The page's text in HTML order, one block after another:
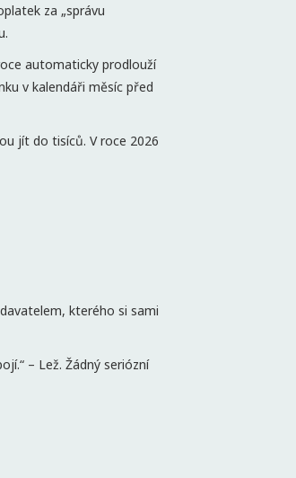
za „správu
automaticky prodlouží
v kalendáři měsíc před
jít do tisíců. V roce 2026
kterého si sami
– Lež. Žádný seriózní